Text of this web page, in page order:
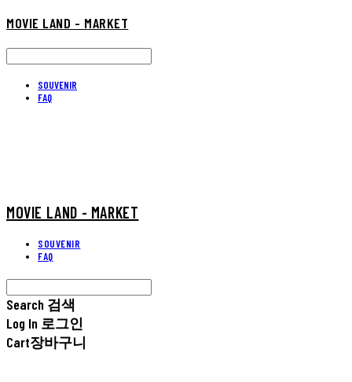
MOVIE LAND - MARKET
SOUVENIR
FAQ
MOVIE LAND - MARKET
SOUVENIR
FAQ
Search 검색
Log In 로그인
Cart장바구니